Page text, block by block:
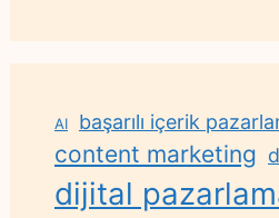
AI başarılı içerik
content marketing
dijital